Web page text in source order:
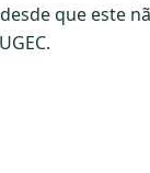
que este